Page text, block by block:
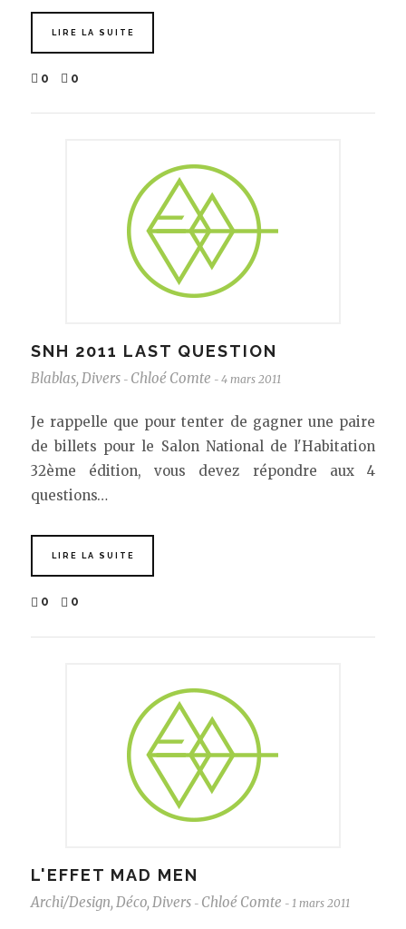
LIRE LA SUITE
0 0
SNH 2011 LAST QUESTION
Blablas, Divers - Chloé Comte - 4 mars 2011
Je rappelle que pour tenter de gagner une paire
de billets pour le Salon National de l'Habitation
32ème édition, vous devez répondre aux 4
questions…
LIRE LA SUITE
0 0
L'EFFET MAD MEN
Archi/Design, Déco, Divers - Chloé Comte - 1 mars 2011